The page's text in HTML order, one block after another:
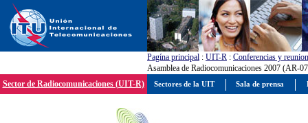
Pagína principal : UIT-R : Conferencias y
Asamblea de Radiocomunicaciones 2007 (AR-
Sector de Radiocomunicaciones (UIT-R)
Sectores de la UIT Sala de prensa